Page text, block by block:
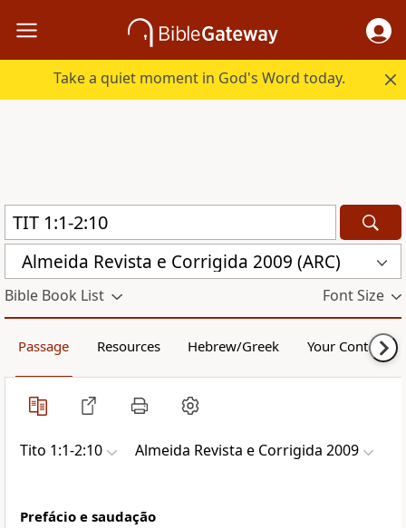
Take a quiet moment in God's Word today.
Almeida Revista e Corrigida 2009 (ARC)
Bible Book List Font Size
Passage Resources Hebrew/Greek Your Content
Tito 1:1-2:10 Almeida Revista e Corrigida 2009
Prefácio e saudação